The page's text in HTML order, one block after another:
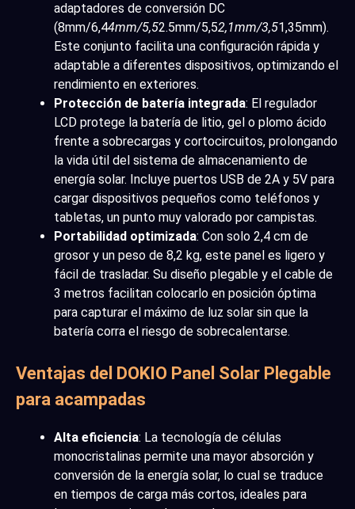
adaptadores de conversión DC
(8mm/6,44mm/5,52.5mm/5,52,1mm/3,51,35mm).
Este conjunto facilita una configuración rápida y
adaptable a diferentes dispositivos, optimizando el
rendimiento en exteriores.
Protección de batería integrada: El regulador
LCD protege la batería de litio, gel o plomo ácido
frente a sobrecargas y cortocircuitos, prolongando
la vida útil del sistema de almacenamiento de
energía solar. Incluye puertos USB de 2A y 5V para
cargar dispositivos pequeños como teléfonos y
tabletas, un punto muy valorado por campistas.
Portabilidad optimizada: Con solo 2,4 cm de
grosor y un peso de 8,2 kg, este panel es ligero y
fácil de trasladar. Su diseño plegable y el cable de
3 metros facilitan colocarlo en posición óptima
para capturar el máximo de luz solar sin que la
batería corra el riesgo de sobrecalentarse.
Ventajas del DOKIO Panel Solar Plegable
para acampadas
Alta eficiencia: La tecnología de células
monocristalinas permite una mayor absorción y
conversión de la energía solar, lo cual se traduce
en tiempos de carga más cortos, ideales para